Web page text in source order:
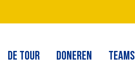
DE TOUR DONEREN TEAMS